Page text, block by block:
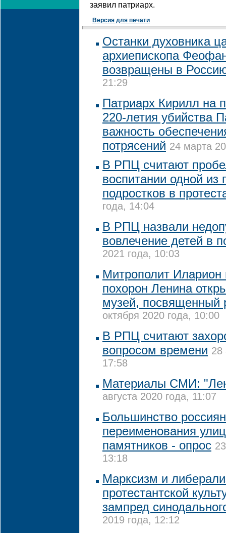
заявил патриарх.
Версия для печати
Останки духовника
архиепископа
возвращены в
21:29
Патриарх Кирилл на
220-летия убийства
важность
потрясений 24 марта
В РПЦ считают
воспитании одной из
подростков в
года, 14:04
В РПЦ назвали
вовлечение детей в
2021 года, 10:03
Митрополит
похорон Ленина
музей, посвященный
октября 2020 года, 10:00
В РПЦ считают
вопросом времени 28
17:58
Материалы СМИ:
августа 2020 года, 11:07
Большинство
переименования
памятников - опрос
13:18
Марксизм и
протестантской
зампред
2019 года, 12:12